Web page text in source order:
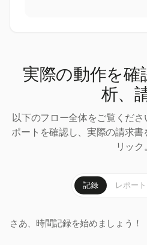
実際の動作を
析、
以下のフロー全体をご覧くだ
ポートを確認し、実際の請求
リック。
記録 レポート
さあ、時間記録を始めましょう！